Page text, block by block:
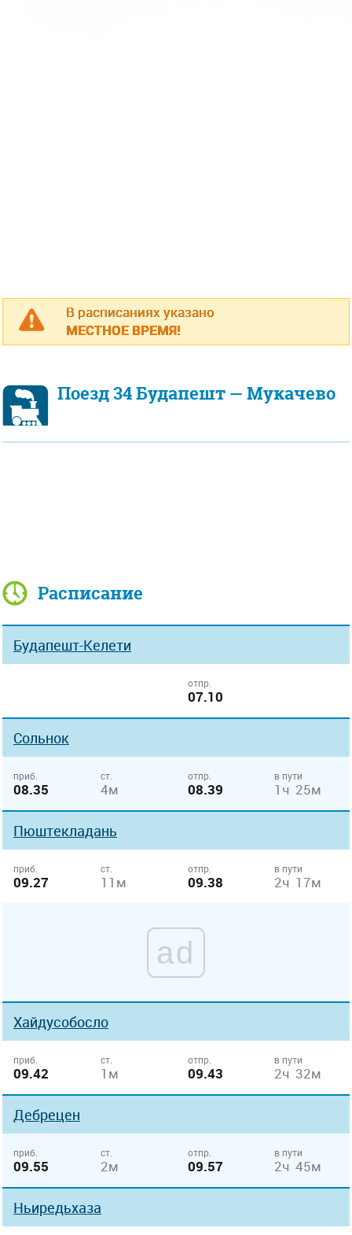
В расписаниях указано
МЕСТНОЕ ВРЕМЯ!
Поезд 34 Будапешт — Мукачево
Расписание
Будапешт-Келети
отпр.
07.10
Сольнок
приб.
08.35
ст.
4м
отпр.
08.39
в пути
1ч 25м
Пюштекладань
приб.
09.27
ст.
11м
отпр.
09.38
в пути
2ч 17м
ad
Хайдусобосло
приб.
09.42
ст.
1м
отпр.
09.43
в пути
2ч 32м
Дебрецен
приб.
09.55
ст.
2м
отпр.
09.57
в пути
2ч 45м
Ньиредьхаза